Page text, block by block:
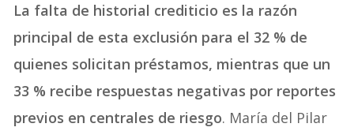
La falta de historial crediticio es la razón
principal de esta exclusión para el 32 % de
quienes solicitan préstamos, mientras que un
33 % recibe respuestas negativas por reportes
previos en centrales de riesgo. María del Pilar